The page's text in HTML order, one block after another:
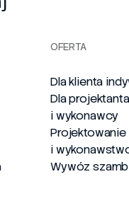
OFERTA
Dla klienta
Dla projektanta
i wykonawcy
Projektowanie
i
Wywóz szamb